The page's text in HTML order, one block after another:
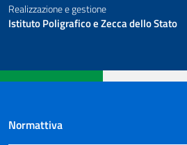
Realizzazione e gestione
Istituto Poligrafico e Zecca dello Stato
Normattiva